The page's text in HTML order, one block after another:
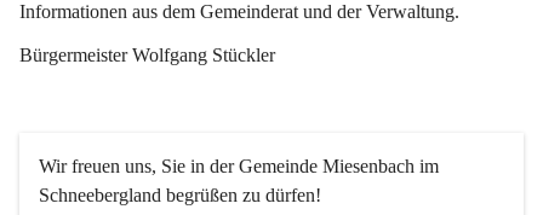
Informationen aus dem Gemeinderat und der Verwaltung.
Bürgermeister Wolfgang Stückler
Wir freuen uns, Sie in der Gemeinde Miesenbach im
Schneebergland begrüßen zu dürfen!